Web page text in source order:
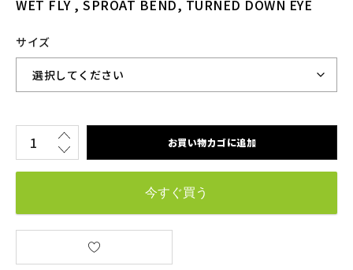
WET FLY , SPROAT BEND, TURNED DOWN EYE
サイズ
お買い物カゴに追加
今すぐ買う